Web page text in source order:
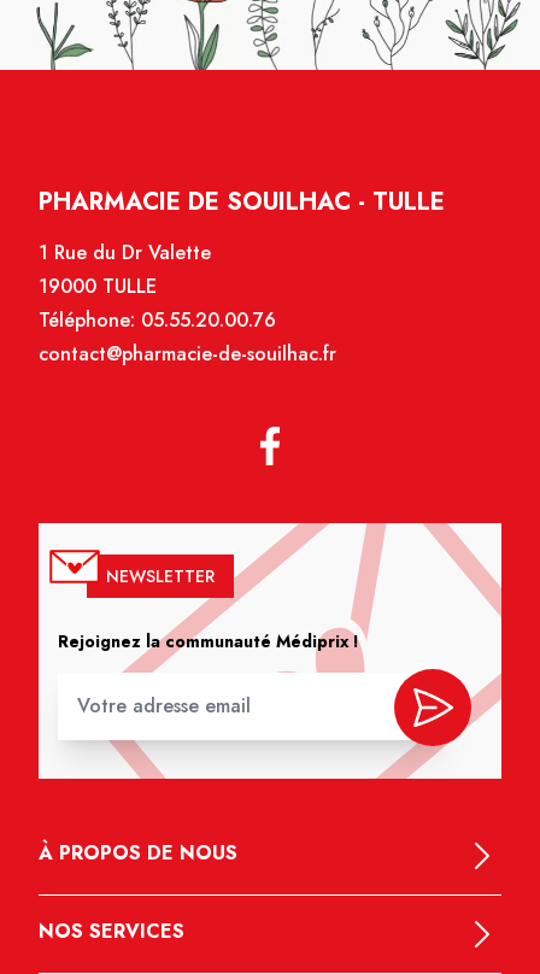
PHARMACIE DE SOUILHAC - TULLE
1 Rue du Dr Valette
19000 TULLE
Téléphone: 05.55.20.00.76
contact@pharmacie-de-souilhac.fr
NEWSLETTER
Rejoignez la communauté Médiprix !
À PROPOS DE NOUS
NOS SERVICES